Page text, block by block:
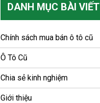
DANH MỤC BÀI VIẾT
Chính sách mua bán ô tô cũ
Ô Tô Cũ
Chia sẻ kinh nghiệm
Giới thiệu